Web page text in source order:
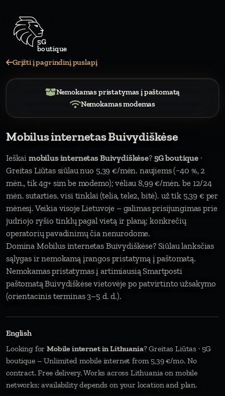
5G
boutique
Grįžti į pagrindinį puslapį
Nemokamas pristatymas į paštomatą
Nemokamas modemas
Mobilus internetas Buivydiškėse
Ieškai mobilus internetas Buivydiškėse? 5G boutique·
Greitas Liūtas siūlau nuo 5,39 €/mėn. naujiems (−40 %, 2
mėn., tik 4g+ sim be modemo); vėliau 8,99 €/mėn. be 12/24
mėn. sutarties. visi tinklai (telia, tele2, bitė). už tik 5,39 € per
mėnesį. Veikia visoje Lietuvoje – galimas prisijungimas prie
judriojo ryšio tinklų pagal vietą ir planą; konkrečių
operatorių pavadinimų čia nenurodome.
Domina Mobilus internetas Buivydiškėse? Siūlau lanksčias
sąlygas ir nemokamą įrangos pristatymą į paštomatą.
Nemokamas pristatymas į artimiausią Smartposti
paštomatą Buivydiškėse vietovėje po patvirtinto užsakymo
(orientacinis terminas 3–5 d. d.).
English
Looking forMobile internet in Lithuania? Greitas Liūtas · 5G
boutique – Unlimited mobile internet from 5,39 €/mo. No
contract. Free delivery. Works across Lithuania on mobile
networks; availability depends on your location and plan.